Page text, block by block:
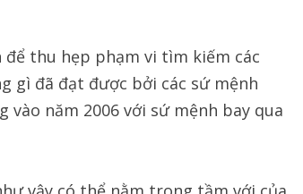
thu hẹp phạm vi tìm kiếm các
gì đã đạt được bởi các sứ mệnh
vào năm 2006 với sứ mệnh bay qua